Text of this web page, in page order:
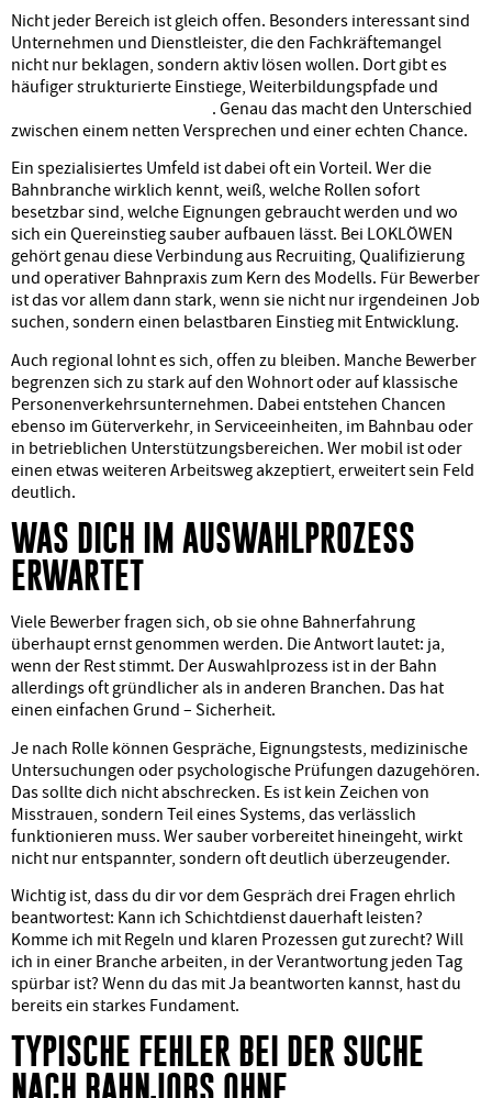
Nicht jeder Bereich ist gleich offen. Besonders interessant sind
Unternehmen und Dienstleister, die den Fachkräftemangel
nicht nur beklagen, sondern aktiv lösen wollen. Dort gibt es
häufiger strukturierte Einstiege, Weiterbildungspfade und
. Genau das macht den Unterschied
zwischen einem netten Versprechen und einer echten Chance.
Ein spezialisiertes Umfeld ist dabei oft ein Vorteil. Wer die
Bahnbranche wirklich kennt, weiß, welche Rollen sofort
besetzbar sind, welche Eignungen gebraucht werden und wo
sich ein Quereinstieg sauber aufbauen lässt. Bei LOKLÖWEN
gehört genau diese Verbindung aus Recruiting, Qualifizierung
und operativer Bahnpraxis zum Kern des Modells. Für Bewerber
ist das vor allem dann stark, wenn sie nicht nur irgendeinen Job
suchen, sondern einen belastbaren Einstieg mit Entwicklung.
Auch regional lohnt es sich, offen zu bleiben. Manche Bewerber
begrenzen sich zu stark auf den Wohnort oder auf klassische
Personenverkehrsunternehmen. Dabei entstehen Chancen
ebenso im Güterverkehr, in Serviceeinheiten, im Bahnbau oder
in betrieblichen Unterstützungsbereichen. Wer mobil ist oder
einen etwas weiteren Arbeitsweg akzeptiert, erweitert sein Feld
deutlich.
WAS DICH IM AUSWAHLPROZESS
ERWARTET
Viele Bewerber fragen sich, ob sie ohne Bahnerfahrung
überhaupt ernst genommen werden. Die Antwort lautet: ja,
wenn der Rest stimmt. Der Auswahlprozess ist in der Bahn
allerdings oft gründlicher als in anderen Branchen. Das hat
einen einfachen Grund – Sicherheit.
Je nach Rolle können Gespräche, Eignungstests, medizinische
Untersuchungen oder psychologische Prüfungen dazugehören.
Das sollte dich nicht abschrecken. Es ist kein Zeichen von
Misstrauen, sondern Teil eines Systems, das verlässlich
funktionieren muss. Wer sauber vorbereitet hineingeht, wirkt
nicht nur entspannter, sondern oft deutlich überzeugender.
Wichtig ist, dass du dir vor dem Gespräch drei Fragen ehrlich
beantwortest: Kann ich Schichtdienst dauerhaft leisten?
Komme ich mit Regeln und klaren Prozessen gut zurecht? Will
ich in einer Branche arbeiten, in der Verantwortung jeden Tag
spürbar ist? Wenn du das mit Ja beantworten kannst, hast du
bereits ein starkes Fundament.
TYPISCHE FEHLER BEI DER SUCHE
NACH BAHNJOBS OHNE